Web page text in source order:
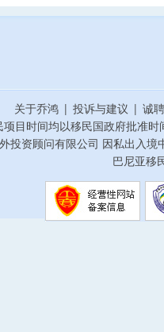
关于乔鸿 | 投诉与建议 | 诚
项目时间均以移民国政府批准
投资顾问有限公司 因私出入
巴尼亚移